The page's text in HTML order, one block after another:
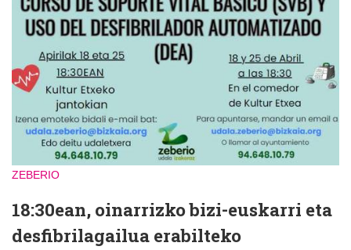
ZEBERIO
18:30ean, oinarrizko bizi-euskarri eta
desfibrilagailua erabilteko